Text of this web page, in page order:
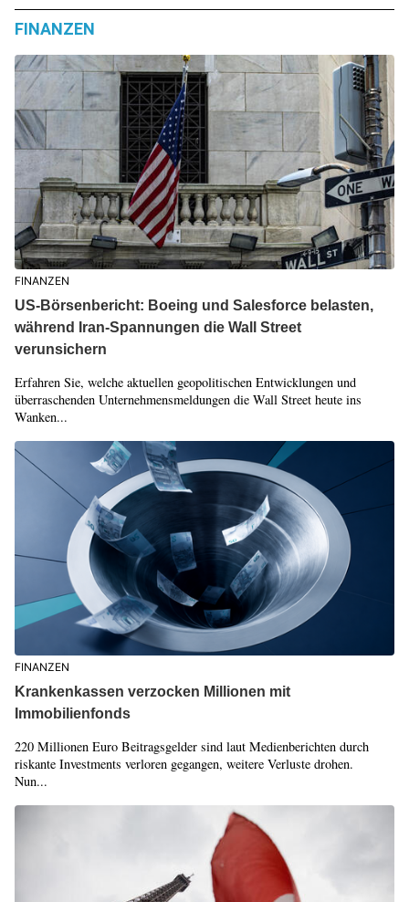
FINANZEN
FINANZEN
US-Börsenbericht: Boeing und Salesforce belasten,
während Iran-Spannungen die Wall Street
verunsichern
Erfahren Sie, welche aktuellen geopolitischen Entwicklungen und
überraschenden Unternehmensmeldungen die Wall Street heute ins
Wanken...
FINANZEN
Krankenkassen verzocken Millionen mit
Immobilienfonds
220 Millionen Euro Beitragsgelder sind laut Medienberichten durch
riskante Investments verloren gegangen, weitere Verluste drohen.
Nun...